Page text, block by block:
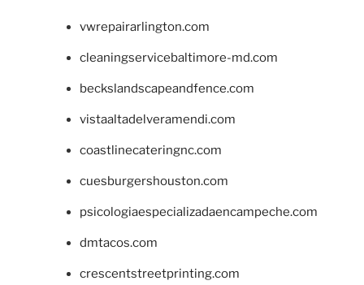
vwrepairarlington.com
cleaningservicebaltimore-md.com
beckslandscapeandfence.com
vistaaltadelveramendi.com
coastlinecateringnc.com
cuesburgershouston.com
psicologiaespecializadaencampeche.com
dmtacos.com
crescentstreetprinting.com